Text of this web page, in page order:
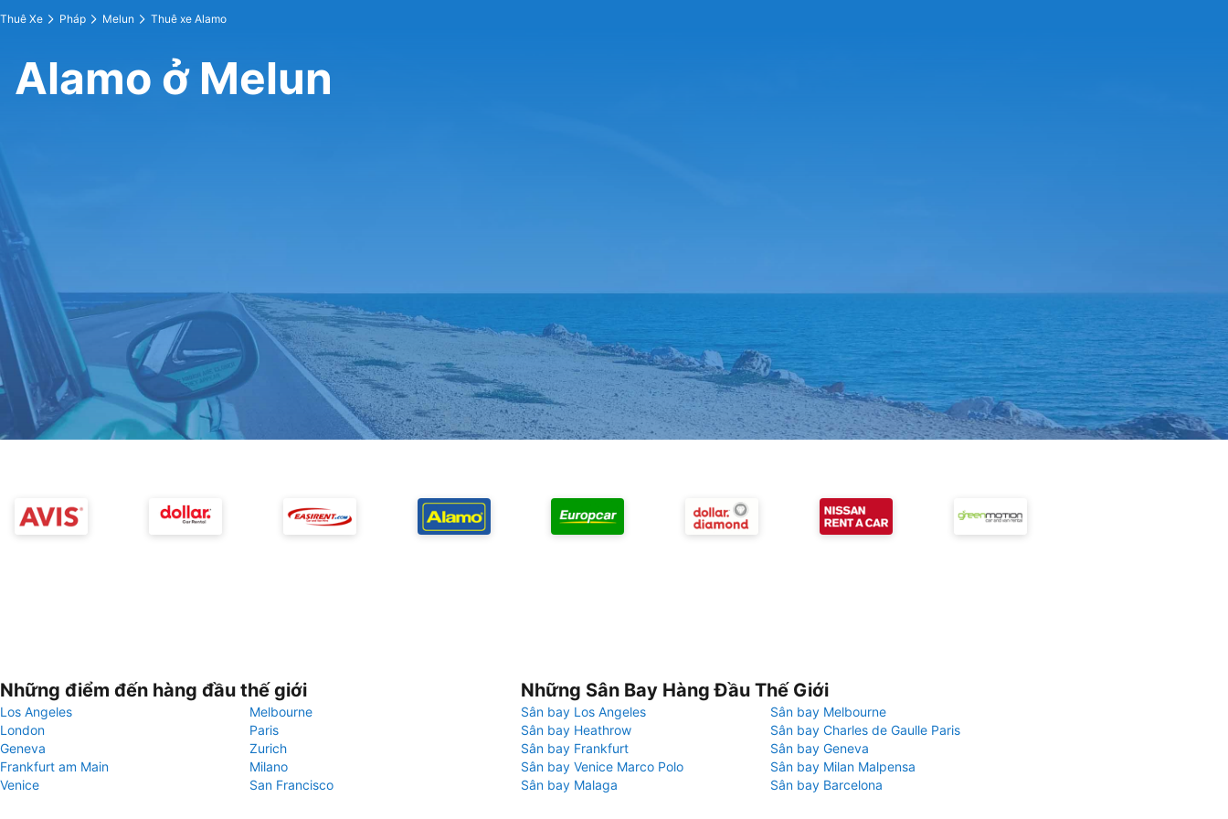
Thuê Xe Pháp Melun Thuê xe Alamo
Alamo ở Melun
Những điểm đến hàng đầu thế giới
Los Angeles
Melbourne
London
Paris
Geneva
Zurich
Frankfurt am Main
Milano
Venice
San Francisco
Những Sân Bay Hàng Đầu Thế Giới
Sân bay Los Angeles
Sân bay Melbourne
Sân bay Heathrow
Sân bay Charles de Gaulle Paris
Sân bay Frankfurt
Sân bay Geneva
Sân bay Venice Marco Polo
Sân bay Milan Malpensa
Sân bay Malaga
Sân bay Barcelona